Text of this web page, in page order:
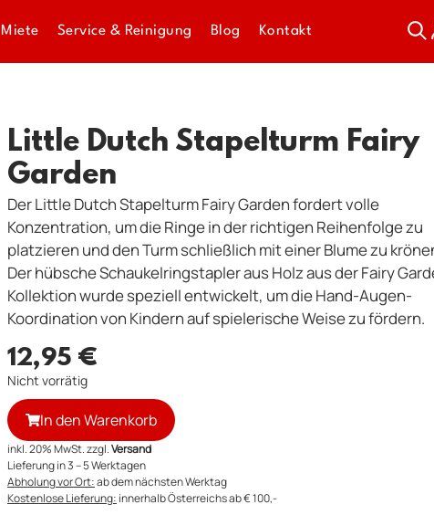
Miete Service & Reinigung Blog Kontakt
Little Dutch Stapelturm Fairy
Garden
Der Little Dutch Stapelturm Fairy Garden fordert volle
Konzentration, um die Ringe in der richtigen Reihenfolge zu
platzieren und den Turm schließlich mit einer Blume zu
Der hübsche Schaukelringstapler aus Holz aus der Fairy
Kollektion wurde speziell entwickelt, um die Hand-Augen-
Koordination von Kindern auf spielerische Weise zu fördern.
12,95 €
Nicht vorrätig
In den Warenkorb
inkl. 20% MwSt. zzgl.Versand
Lieferung in 3 – 5 Werktagen
Abholung vor Ort:ab dem nächsten Werktag
Kostenlose Lieferung: innerhalb Österreichs ab € 100,-